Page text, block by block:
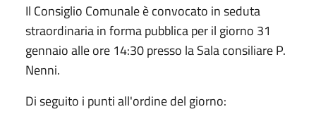
Il Consiglio Comunale è convocato in seduta
straordinaria in forma pubblica per il giorno 31
gennaio alle ore 14:30 presso la Sala consiliare P.
Nenni.
Di seguito i punti all'ordine del giorno: